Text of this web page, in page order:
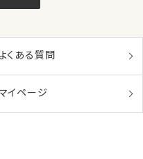
よくある質問
イページ